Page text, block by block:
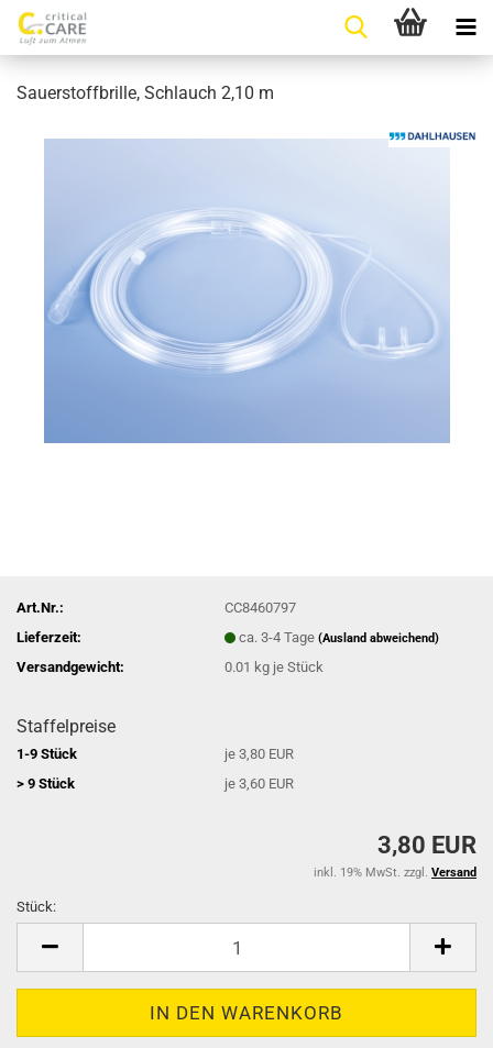
Sauerstoffbrille, Schlauch 2,10 m
Art.Nr.:
CC8460797
Lieferzeit:
ca. 3-4 Tage(Ausland abweichend)
Versandgewicht: 0.01 kg je Stück
Staffelpreise
1-9 Stück
je 3,80 EUR
> 9 Stück
je 3,60 EUR
3,80 EUR
inkl. 19% MwSt. zzgl. Versand
Stück: